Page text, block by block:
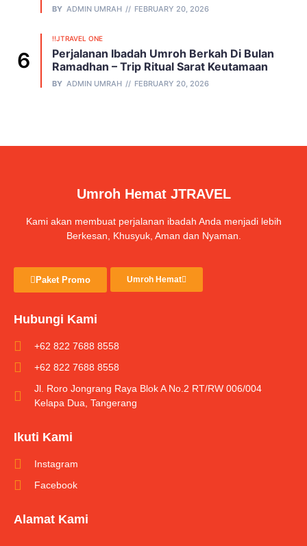
BY ADMIN UMRAH FEBRUARY 20, 2026
!!JTRAVEL ONE
Perjalanan Ibadah Umroh Berkah Di Bulan
Ramadhan – Trip Ritual Sarat Keutamaan
BY ADMIN UMRAH FEBRUARY 20, 2026
Umroh Hemat JTRAVEL
Kami akan membuat perjalanan ibadah Anda menjadi lebih
Berkesan, Khusyuk, Aman dan Nyaman.
Paket Promo Umroh Hemat
Hubungi Kami
+62 822 7688 8558
+62 822 7688 8558
Jl. Roro Jongrang Raya Blok A No.2 RT/RW 006/004
Kelapa Dua, Tangerang
Ikuti Kami
Instagram
Facebook
Alamat Kami